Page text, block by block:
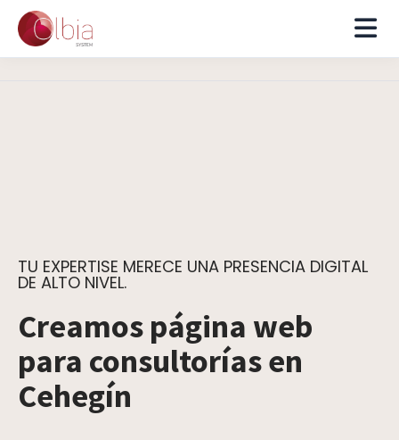
TU EXPERTISE MERECE UNA PRESENCIA DIGITAL
DE ALTO NIVEL.
Creamos página web
para consultorías en
Cehegín